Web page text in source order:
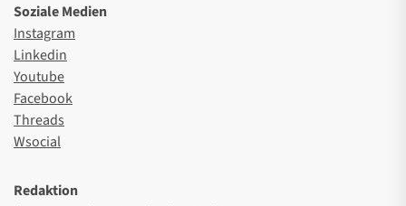
Soziale Medien
Instagram
Linkedin
Youtube
Facebook
Threads
Wsocial
Redaktion